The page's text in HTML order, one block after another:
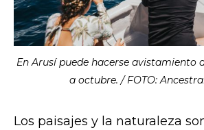
En Arusí puede hacerse avistamiento
a octubre. / FOTO:
Los paisajes y la naturaleza